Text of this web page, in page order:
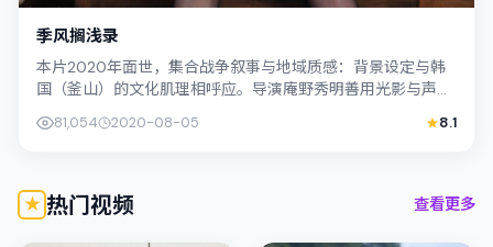
季风搁浅录
本片2020年面世，集合战争叙事与地域质感：背景设定与韩
国（釜山）的文化肌理相呼应。导演庵野秀明善用光影与声场
81,054 2020-08-05 8.1
热门视频 查看更多